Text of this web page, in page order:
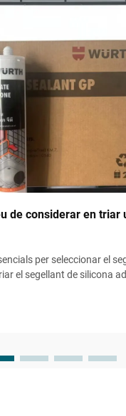
de considerar en triar
per seleccionar el
el segellant de silicona